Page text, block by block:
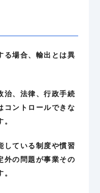
る場合、輸出とは異
治、法律、行政手続
コントロールできな
している制度や慣習
外の問題が事業その